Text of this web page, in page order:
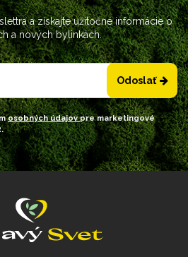
a získajte užitočné informácie o
a nových bylinkách.
Odoslať
osobných údajovpre marketingové